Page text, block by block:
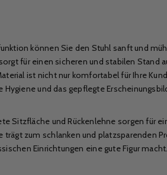
können Sie den Stuhl sanft und
für einen sicheren und stabilen Stand
ist nicht nur komfortabel für Ihre
und das gepflegte
und Rückenlehne sorgen für
zum schlanken und platzsparenden
Einrichtungen eine gute Figur macht.